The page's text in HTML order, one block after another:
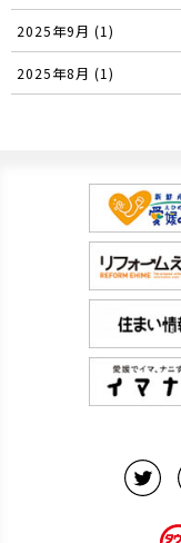
2025年9月 (1)
2025年8月 (1)